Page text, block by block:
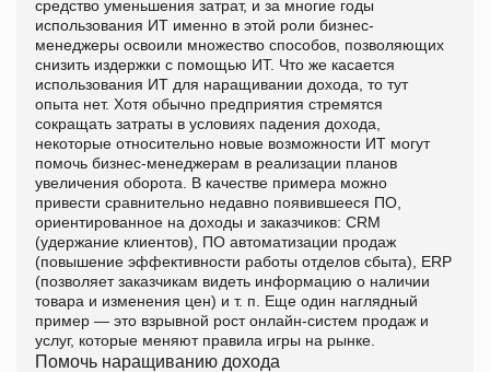
средство уменьшения затрат, и за многие годы
использования ИТ именно в этой роли бизнес-
менеджеры освоили множество способов, позволяющих
снизить издержки с помощью ИТ. Что же касается
использования ИТ для наращивании дохода, то тут
опыта нет. Хотя обычно предприятия стремятся
сокращать затраты в условиях падения дохода,
некоторые относительно новые возможности ИТ могут
помочь бизнес-менеджерам в реализации планов
увеличения оборота. В качестве примера можно
привести сравнительно недавно появившееся ПО,
ориентированное на доходы и заказчиков: CRM
(удержание клиентов), ПО автоматизации продаж
(повышение эффективности работы отделов сбыта), ERP
(позволяет заказчикам видеть информацию о наличии
товара и изменения цен) и т. п. Еще один наглядный
пример — это взрывной рост онлайн-систем продаж и
услуг, которые меняют правила игры на рынке.
Помочь наращиванию дохода